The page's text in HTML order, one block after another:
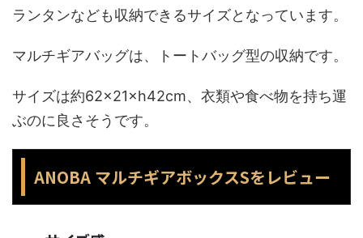
ランタンなども収納できるサイズとなっています。
マルチギアバッグは、トートバッグ型の収納です。
サイズは約62×21×h42cm、衣類や食べ物を持ち運
ぶのに良さそうです。
ANOBA マルチギアボックスSをレビュー